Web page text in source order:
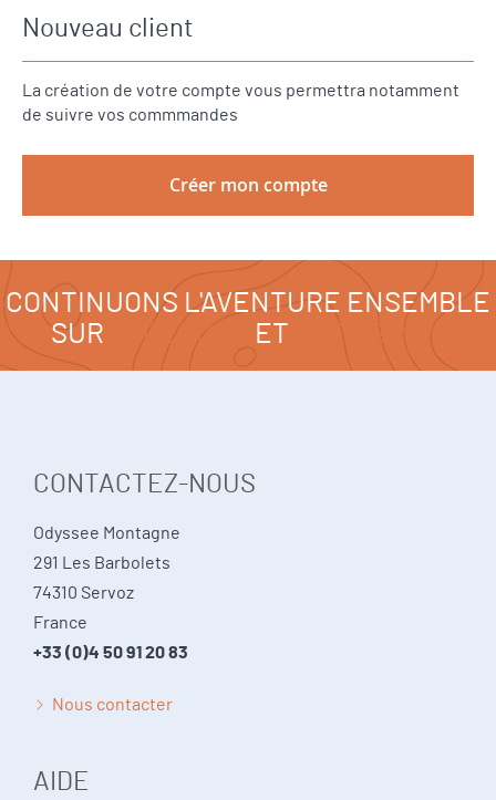
Nouveau client
La création de votre compte vous permettra notamment
de suivre vos commmandes
Créer mon compte
CONTINUONS L'AVENTURE ENSEMBLE
SUR
FACEBOOK ET INSTAGRAM
CONTACTEZ-NOUS
Odyssee Montagne
291 Les Barbolets
74310 Servoz
France
+33 (0)4 50 91 20 83
Nous contacter
AIDE